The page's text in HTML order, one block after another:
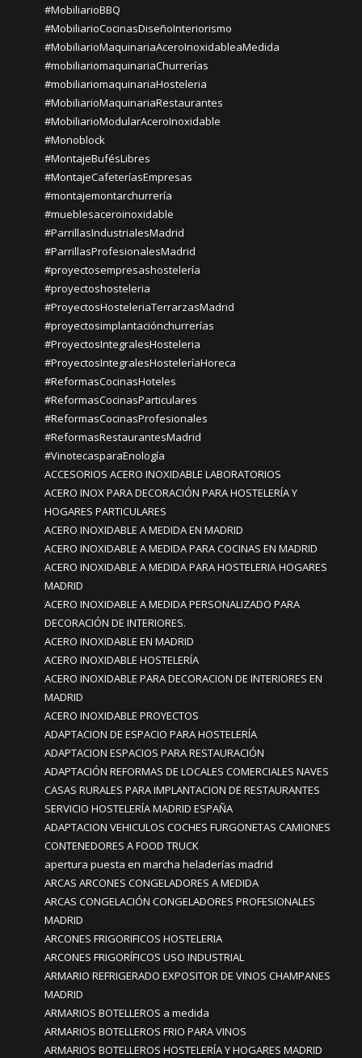
#MobiliarioBBQ
#MobiliarioCocinasDiseñoInteriorismo
#MobiliarioMaquinariaAceroInoxidableaMedida
#mobiliariomaquinariaChurrerías
#mobiliariomaquinariaHosteleria
#MobiliarioMaquinariaRestaurantes
#MobiliarioModularAceroInoxidable
#Monoblock
#MontajeBufésLibres
#MontajeCafeteríasEmpresas
#montajemontarchurrería
#mueblesaceroinoxidable
#ParrillasIndustrialesMadrid
#ParrillasProfesionalesMadrid
#proyectosempresashostelería
#proyectoshosteleria
#ProyectosHosteleriaTerrarzasMadrid
#proyectosimplantaciónchurrerías
#ProyectosIntegralesHosteleria
#ProyectosIntegralesHosteleríaHoreca
#ReformasCocinasHoteles
#ReformasCocinasParticulares
#ReformasCocinasProfesionales
#ReformasRestaurantesMadrid
#VinotecasparaEnología
ACCESORIOS ACERO INOXIDABLE LABORATORIOS
ACERO INOX PARA DECORACIÓN PARA HOSTELERÍA Y
HOGARES PARTICULARES
ACERO INOXIDABLE A MEDIDA EN MADRID
ACERO INOXIDABLE A MEDIDA PARA COCINAS EN MADRID
ACERO INOXIDABLE A MEDIDA PARA HOSTELERIA HOGARES
MADRID
ACERO INOXIDABLE A MEDIDA PERSONALIZADO PARA
DECORACIÓN DE INTERIORES.
ACERO INOXIDABLE EN MADRID
ACERO INOXIDABLE HOSTELERÍA
ACERO INOXIDABLE PARA DECORACION DE INTERIORES EN
MADRID
ACERO INOXIDABLE PROYECTOS
ADAPTACION DE ESPACIO PARA HOSTELERÍA
ADAPTACION ESPACIOS PARA RESTAURACIÓN
ADAPTACIÓN REFORMAS DE LOCALES COMERCIALES NAVES
CASAS RURALES PARA IMPLANTACION DE RESTAURANTES
SERVICIO HOSTELERÍA MADRID ESPAÑA
ADAPTACION VEHICULOS COCHES FURGONETAS CAMIONES
CONTENEDORES A FOOD TRUCK
apertura puesta en marcha heladerías madrid
ARCAS ARCONES CONGELADORES A MEDIDA
ARCAS CONGELACIÓN CONGELADORES PROFESIONALES
MADRID
ARCONES FRIGORIFICOS HOSTELERIA
ARCONES FRIGORÍFICOS USO INDUSTRIAL
ARMARIO REFRIGERADO EXPOSITOR DE VINOS CHAMPANES
MADRID
ARMARIOS BOTELLEROS a medida
ARMARIOS BOTELLEROS FRIO PARA VINOS
ARMARIOS BOTELLEROS HOSTELERÍA Y HOGARES MADRID